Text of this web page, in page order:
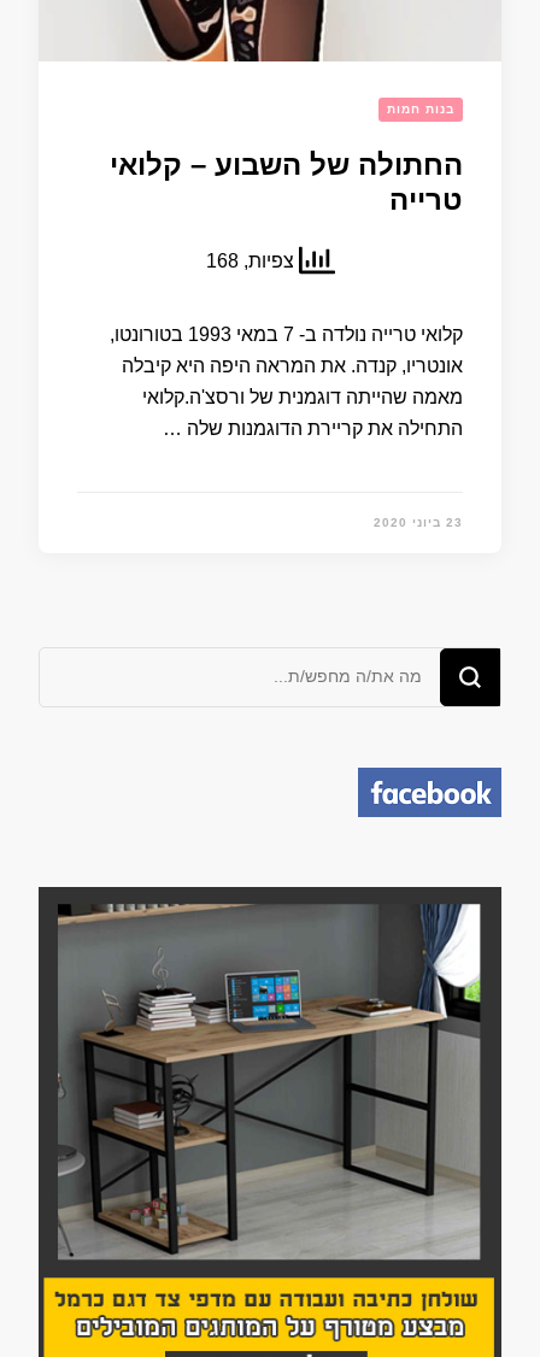
בנות חמות
החתולה של השבוע – קלואי
טרייה
צפיות, 168
קלואי טרייה נולדה ב- 7 במאי 1993 בטורונטו,
אונטריו, קנדה. את המראה היפה היא קיבלה
מאמה שהייתה דוגמנית של ורסצ'ה.קלואי
התחילה את קריירת הדוגמנות שלה …
23 ביוני 2020
מחפש/ת
משהו?